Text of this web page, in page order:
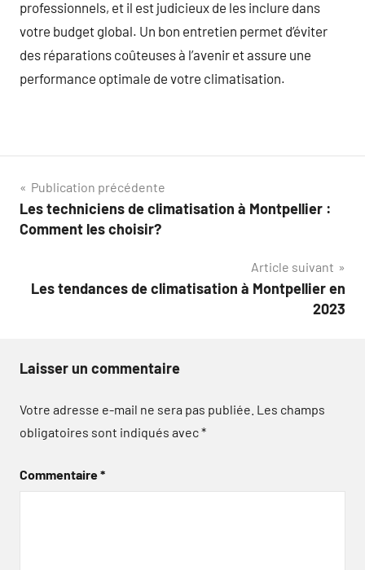
professionnels, et il est judicieux de les inclure dans
votre budget global. Un bon entretien permet d’éviter
des réparations coûteuses à l’avenir et assure une
performance optimale de votre climatisation.
Navigation
de
Publication précédente
Les techniciens de climatisation à Montpellier :
Comment les choisir?
Article suivant
Les tendances de climatisation à Montpellier en
2023
Laisser un commentaire
Votre adresse e-mail ne sera pas publiée. Les champs
obligatoires sont indiqués avec*
Commentaire*